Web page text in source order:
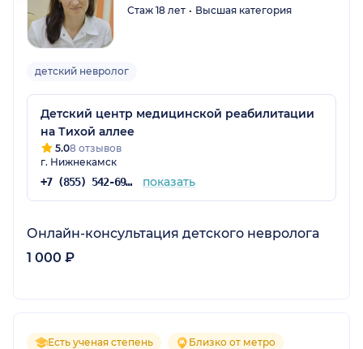
Стаж 18 лет
Высшая категория
детский невролог
Детский центр медицинской реабилитации
на Тихой аллее
5.08 отзывов
г. Нижнекамск
+7 (855) 542-69-08 показать
Онлайн-консультация детского невролога
1 000 ₽
Есть ученая степень Близко от метро